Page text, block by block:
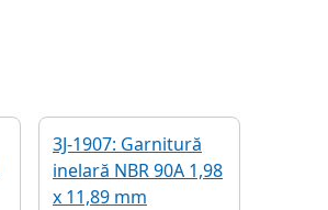
3J-1907: Garnitură
inelară NBR 90A 1,98
x 11,89 mm